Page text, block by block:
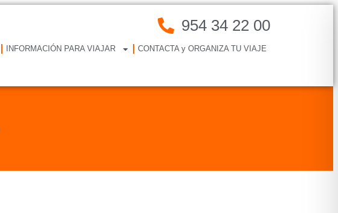
954 34 22 00
INFORMACIÓN PARA VIAJAR CONTACTA y ORGANIZA TU VIAJE